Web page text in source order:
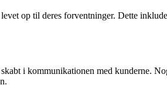
op til deres forventninger. Dette
i kommunikationen med kunderne.